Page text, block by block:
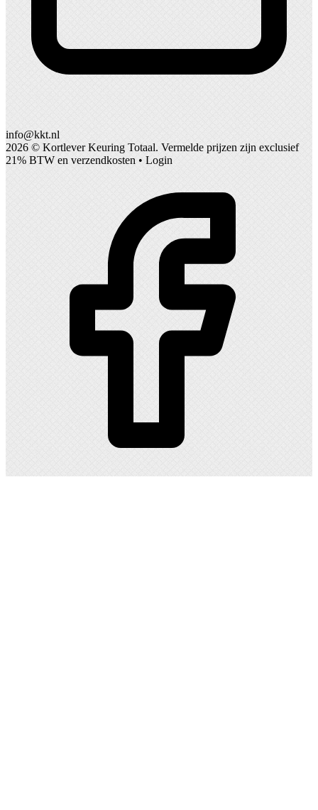
info@kkt.nl
2026 © Kortlever Keuring Totaal. Vermelde prijzen zijn exclusief
21% BTW en verzendkosten • Login